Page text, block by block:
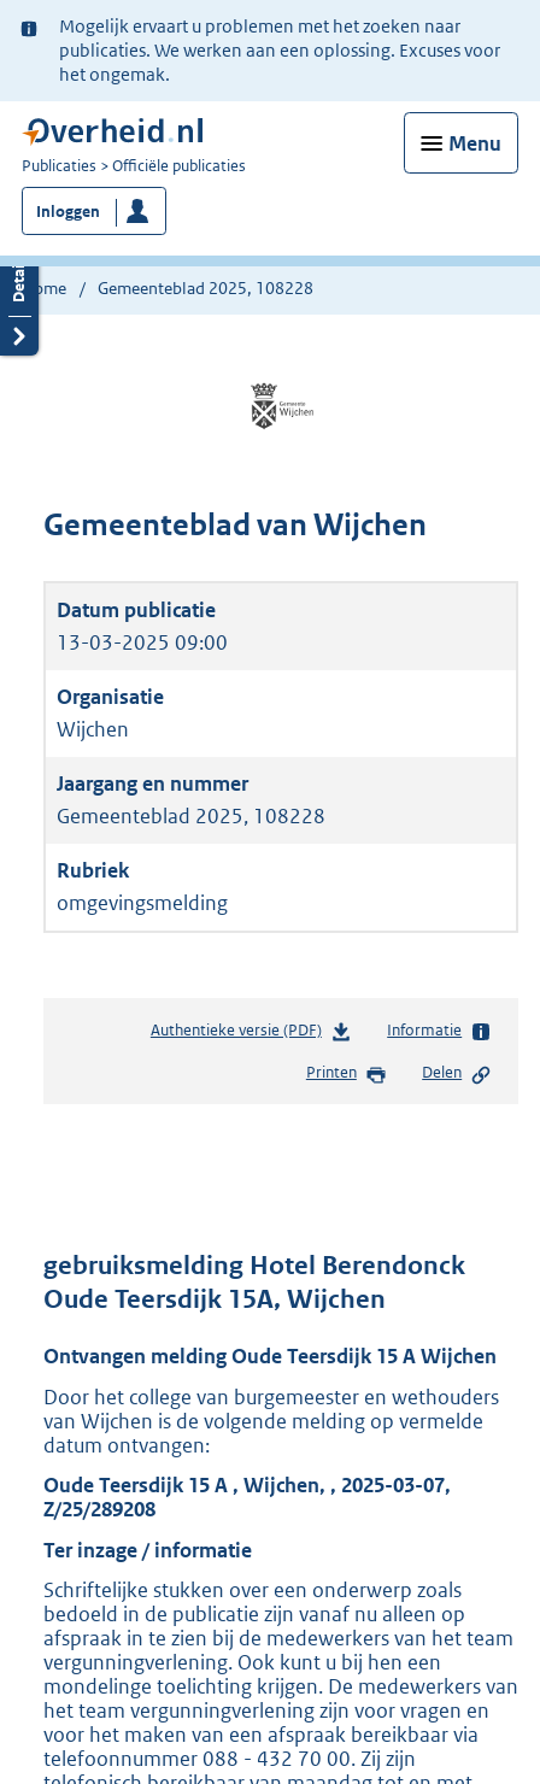
Ter
informatie:
Mogelijk ervaart u problemen met het zoeken naar
publicaties. We werken aan een oplossing. Excuses voor
het ongemak.
Menu
U
bent
nu
hier:
Publicaties Officiële publicaties
Inloggen
Home Gemeenteblad 2025, 108228
Gemeenteblad van Wijchen
13-03-2025 09:00
Wijchen
Gemeenteblad 2025, 108228
omgevingsmelding
Authentieke versie (PDF)b
s
r
o
t
:
8
5
Informatie
Printen Delen
gebruiksmelding Hotel Berendonck
Oude Teersdijk 15A, Wijchen
Ontvangen melding Oude Teersdijk 15 A Wijchen
Door het college van burgemeester en wethouders
van Wijchen is de volgende melding op vermelde
datum ontvangen:
Oude Teersdijk 15 A , Wijchen, , 2025-03-07,
Z/25/289208
Ter inzage / informatie
Schriftelijke stukken over een onderwerp zoals
bedoeld in de publicatie zijn vanaf nu alleen op
afspraak in te zien bij de medewerkers van het team
vergunningverlening. Ook kunt u bij hen een
mondelinge toelichting krijgen. De medewerkers van
het team vergunningverlening zijn voor vragen en
voor het maken van een afspraak bereikbaar via
telefoonnummer 088 - 432 70 00. Zij zijn